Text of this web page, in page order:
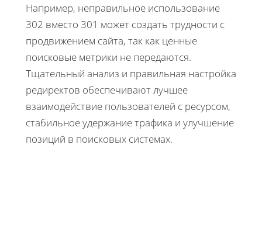
Например, неправильное использование
302 вместо 301 может создать трудности с
продвижением сайта, так как ценные
поисковые метрики не передаются.
Тщательный анализ и правильная настройка
редиректов обеспечивают лучшее
взаимодействие пользователей с ресурсом,
стабильное удержание трафика и улучшение
позиций в поисковых системах.